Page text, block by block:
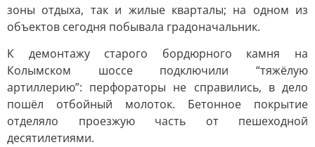
зоны отдыха, так и жилые кварталы; на одном из
объектов сегодня побывала градоначальник.
К демонтажу старого бордюрного камня на
Колымском шоссе подключили “тяжёлую
артиллерию”: перфораторы не справились, в дело
пошёл отбойный молоток. Бетонное покрытие
отделяло проезжую часть от пешеходной
десятилетиями.